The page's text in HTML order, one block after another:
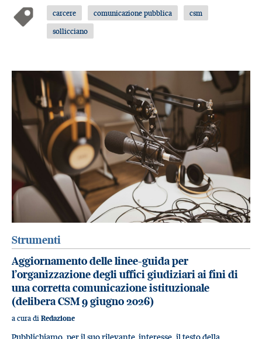
carcere comunicazione pubblica
csm
sollicciano
Strumenti
Aggiornamento delle linee-guida per
l’organizzazione degli uffici giudiziari ai fini di
una corretta comunicazione istituzionale
(delibera CSM 9 giugno 2026)
a cura di Redazione